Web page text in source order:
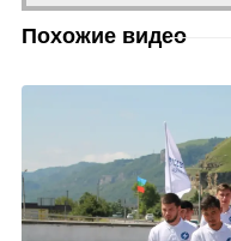
Похожие видео